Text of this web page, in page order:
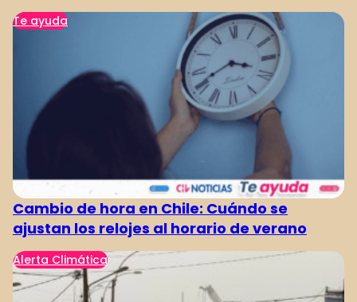
Te ayuda
Cambio de hora en Chile: Cuándo se
ajustan los relojes al horario de verano
Alerta Climática